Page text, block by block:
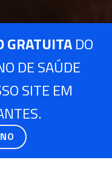
GRATUITADO
DE SAÚDE
SITE EM